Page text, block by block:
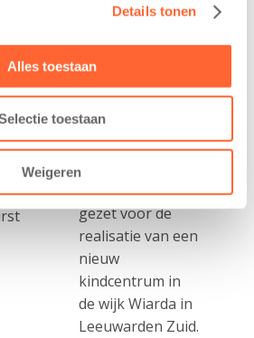
Details tonen
Alles toestaan
toestaan
Weigeren
wijk Wiarda in
11 juni 2026
Leeuwarden –
Kids First
Kinderopvang
heeft een
belangrijke stap
gezet voor de
realisatie van een
nieuw
kindcentrum in
de wijk Wiarda in
Leeuwarden Zuid.